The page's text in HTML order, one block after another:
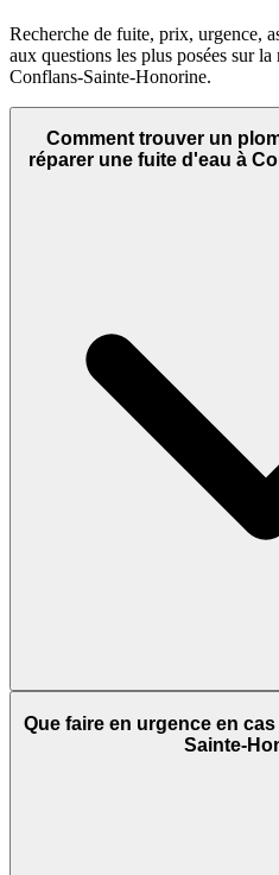
Recherche de fuite, prix, urgence,
aux questions les plus posées sur
Conflans-Sainte-Honorine.
Comment trouver un
réparer une fuite d'eau à
Que faire en urgence en
Sainte-